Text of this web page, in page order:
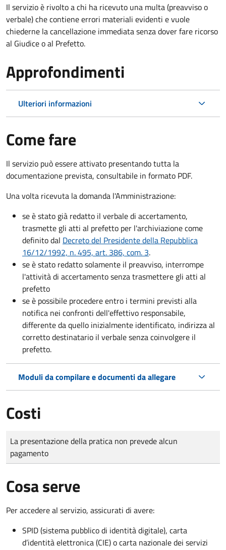
Il servizio è rivolto a chi ha ricevuto una multa (preavviso o
verbale) che contiene errori materiali evidenti e vuole
chiederne la cancellazione immediata senza dover fare ricorso
al Giudice o al Prefetto.
Approfondimenti
Ulteriori informazioni
Come fare
Il servizio può essere attivato presentando tutta la
documentazione prevista, consultabile in formato PDF.
Una volta ricevuta la domanda l'Amministrazione:
se è stato già redatto il verbale di accertamento,
trasmette gli atti al prefetto per l'archiviazione come
definito dal Decreto del Presidente della Repubblica
16/12/1992, n. 495, art. 386, com. 3.
se è stato redatto solamente il preavviso, interrompe
l'attività di accertamento senza trasmettere gli atti al
prefetto
se è possibile procedere entro i termini previsti alla
notifica nei confronti dell'effettivo responsabile,
differente da quello inizialmente identificato, indirizza al
corretto destinatario il verbale senza coinvolgere il
prefetto.
Moduli da compilare e documenti da allegare
Costi
Tipo di pagamento
Importo
La presentazione della pratica non prevede alcun
pagamento
Cosa serve
Per accedere al servizio, assicurati di avere:
SPID (sistema pubblico di identità digitale), carta
d’identità elettronica (CIE) o carta nazionale dei servizi